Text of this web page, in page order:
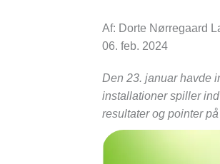
Af: Dorte Nørregaard
06. feb. 2024
Den 23. januar havde
installationer spiller
resultater og pointer